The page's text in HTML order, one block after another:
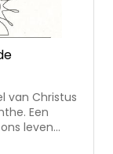
van Christus
Een
leven